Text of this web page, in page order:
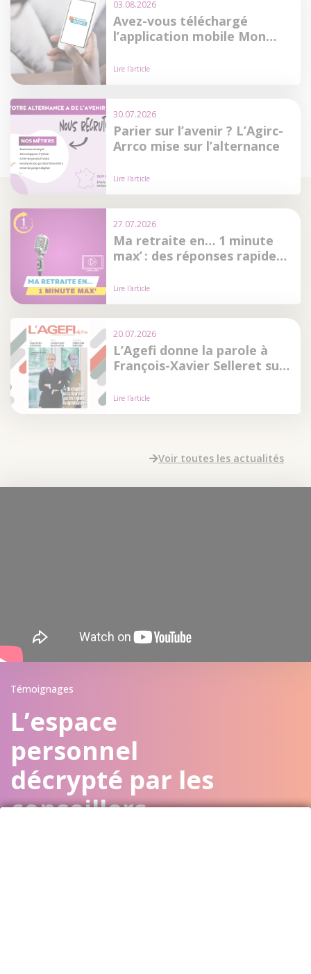
03.08.2026
Avez-vous téléchargé
l’application mobile Mon
Lire l'article
30.07.2026
Parier sur l’avenir ? L’Agirc-
Arrco mise sur l’alternance
Lire l'article
27.07.2026
Ma retraite en… 1 minute
max’ : des réponses rapides
Lire l'article
20.07.2026
L’Agefi donne la parole à
François-Xavier Selleret sur
Lire l'article
Voir toutes les actualités
Témoignages
L’espace
personnel
décrypté par les
conseillers